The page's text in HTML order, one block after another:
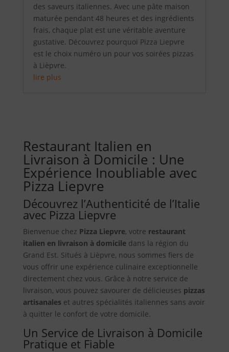
des saveurs italiennes. Avec une pâte maison
maturée pendant 48 heures et des ingrédients
frais, chaque plat est une véritable aventure
gustative. Découvrez pourquoi Pizza Liepvre
est le choix numéro un pour vos soirées pizzas
à Lièpvre.
lire plus
Restaurant Italien en
Livraison à Domicile : Une
Expérience Inoubliable avec
Pizza Liepvre
Découvrez l’Authenticité de l’Italie
avec Pizza Liepvre
Bienvenue chez Pizza Liepvre, votre restaurant
italien en livraison à domiciledans la région du
Grand Est. Situés à Lièpvre, nous sommes fiers de
vous offrir une expérience culinaire exceptionnelle
directement chez vous. Grâce à notre service de
livraison, vous pouvez savourer de délicieuses pizzas
artisanales et autres spécialités italiennes sans avoir
à quitter le confort de votre domicile.
Un Service de Livraison à Domicile
Pratique et Fiable